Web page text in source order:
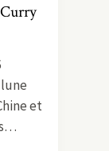
et